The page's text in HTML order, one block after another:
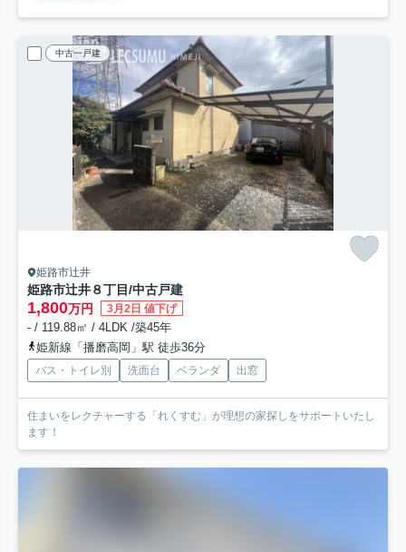
中古一戸建
姫路市辻井
姫路市辻井８丁目/中古戸建
1,800万円 3月2日 値下げ
- / 119.88㎡ / 4LDK /築45年
姫新線「播磨高岡」駅 徒歩36分
バス・トイレ別 洗面台 ベランダ 出窓
住まいをレクチャーする「れくすむ」が理想の家探しをサポートいたし
ます！